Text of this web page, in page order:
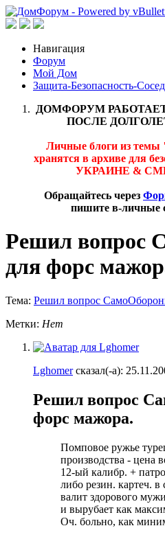
Навигация
Форум
Мой Дом
Защита-Безопасность-
ДОМФОРУМ
ПОСЛЕ
Личные блоги из
хранятся в архиве для
УКРАИНЕ &
Обращайтесь через
пишите в-личные
Решил вопрос
для форс
Тема: Решил вопрос
Метки: Нет
Lghomerсказал(-а):
Решил вопрос
форс мажора.
Помповое ружье
производства - цена
12-ый калибр. +
либо резин. картеч. в
валит здорового
и вырубает как
Оч. больно, как